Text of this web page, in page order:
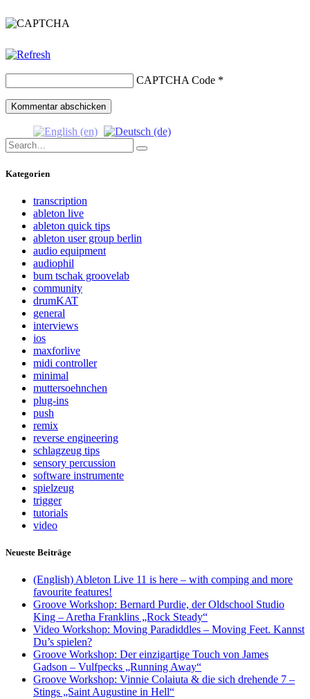
CAPTCHA Code *
Search
for:
Search
Kategorien
transcription
ableton live
ableton quick tips
ableton user group berlin
audio equipment
audiophil
bum tschak groovelab
community
drumKAT
general
interviews
ios
maxforlive
midi controller
minimal
muttersoehnchen
plug-ins
push
remix
reverse engineering
schlagzeug tips
sensory percussion
software instrumente
spielzeug
trigger
tutorials
video
Neueste Beiträge
(English) Ableton Live 11 is here – with comping and more
favourite features!
Groove Workshop: Bernard Purdie, der Oldschool Studio
King – Aretha Franklins „Rock Steady“
Video Workshop: Moving Paradiddles – Moving Feet. Kannst
Du’s spielen?
Groove Workshop: Der einzigartige Touch von James
Gadson – Vulfpecks „Running Away“
Groove Workshop: Vinnie Colaiuta & die sich drehende 7 –
Stings „Saint Augustine in Hell“